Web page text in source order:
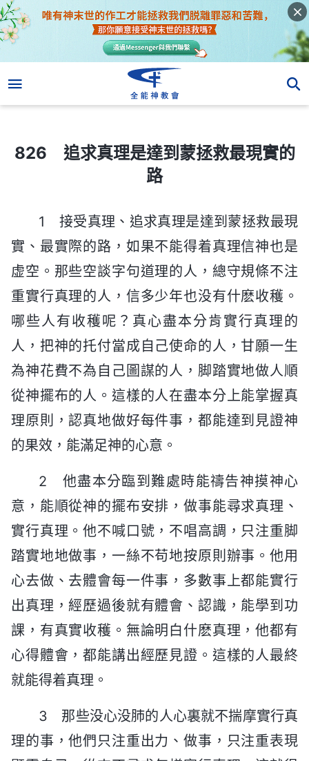
826 追求真理是達到蒙拯救最現實的路
826 追求真理是達到蒙拯救最現實的
路
1 接受真理、追求真理是達到蒙拯救最現
實、最實際的路，如果不能得着真理信神也是
虚空。那些空談字句道理的人，總守規條不注
重實行真理的人，信多少年也没有什麽收穫。
哪些人有收穫呢？真心盡本分肯實行真理的
人，把神的托付當成自己使命的人，甘願一生
為神花費不為自己圖謀的人，脚踏實地做人順
從神擺布的人。這樣的人在盡本分上能掌握真
理原則，認真地做好每件事，都能達到見證神
的果效，能滿足神的心意。
2 他盡本分臨到難處時能禱告神摸神心
意，能順從神的擺布安排，做事能尋求真理、
實行真理。他不喊口號，不唱高調，只注重脚
踏實地地做事，一絲不苟地按原則辦事。他用
心去做、去體會每一件事，多數事上都能實行
出真理，經歷過後就有體會、認識，能學到功
課，有真實收穫。無論明白什麽真理，他都有
心得體會，都能講出經歷見證。這樣的人最終
就能得着真理。
3 那些没心没肺的人心裏就不揣摩實行真
理的事，他們只注重出力、做事，只注重表現